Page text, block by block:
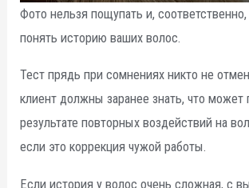
Фото нельзя пощупать и,
понять историю ваших волос.
Тест прядь при сомнениях никто не
клиент должны заранее знать, что может
результате повторных воздействий на
если это коррекция чужой работы.
Если история у волос очень сложная, с